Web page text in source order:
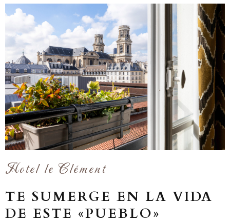
Hotel le Clément
TE SUMERGE EN LA VIDA
DE ESTE «PUEBLO»